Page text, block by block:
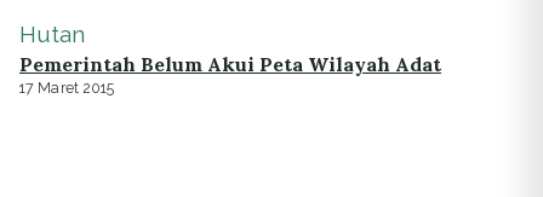
Hutan
Pemerintah Belum Akui Peta Wilayah Adat
17 Maret 2015